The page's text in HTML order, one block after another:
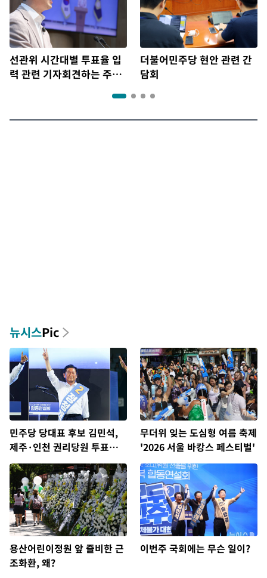
선관위 시간대별 투표율 입
력 관련 기자회견하는 주진
더불어민주당 현안 관련 간
담회
뉴시스Pic
민주당 당대표 후보 김민석,
제주·인천 권리당원 투표서
정청래에 승리
무더위 잊는 도심형 여름 축제
'2026 서울 바캉스 페스티벌'
용산어린이정원 앞 즐비한 근
조화환, 왜?
이번주 국회에는 무슨 일이?